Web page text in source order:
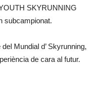
SKYRUNNING
subcampionat.
Mundial d’ Skyrunning,
de cara al futur.